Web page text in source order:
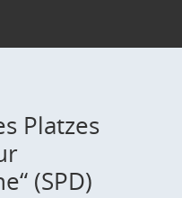
Platzes
(SPD)